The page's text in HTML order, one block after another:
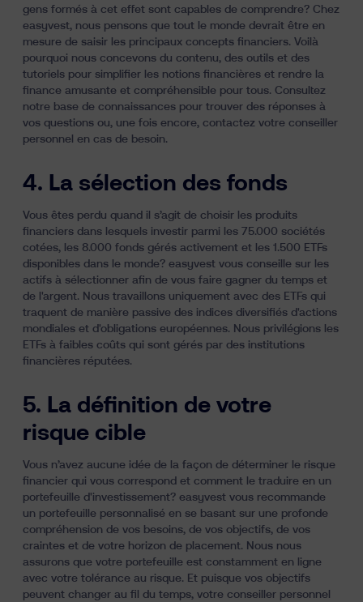
gens formés à cet effet sont capables de comprendre? Chez
easyvest, nous pensons que tout le monde devrait être en
mesure de saisir les principaux concepts financiers. Voilà
pourquoi nous concevons du contenu, des outils et des
tutoriels pour simplifier les notions financières et rendre la
finance amusante et compréhensible pour tous. Consultez
notre base de connaissances pour trouver des réponses à
vos questions ou, une fois encore, contactez votre conseiller
personnel en cas de besoin.
4. La sélection des fonds
Vous êtes perdu quand il s’agit de choisir les produits
financiers dans lesquels investir parmi les 75.000 sociétés
cotées, les 8.000 fonds gérés activement et les 1.500 ETFs
disponibles dans le monde? easyvest vous conseille sur les
actifs à sélectionner afin de vous faire gagner du temps et
de l'argent. Nous travaillons uniquement avec des ETFs qui
traquent de manière passive des indices diversifiés d'actions
mondiales et d'obligations européennes. Nous privilégions les
ETFs à faibles coûts qui sont gérés par des institutions
financières réputées.
5. La définition de votre
risque cible
Vous n’avez aucune idée de la façon de déterminer le risque
financier qui vous correspond et comment le traduire en un
portefeuille d'investissement? easyvest vous recommande
un portefeuille personnalisé en se basant sur une profonde
compréhension de vos besoins, de vos objectifs, de vos
craintes et de votre horizon de placement. Nous nous
assurons que votre portefeuille est constamment en ligne
avec votre tolérance au risque. Et puisque vos objectifs
peuvent changer au fil du temps, votre conseiller personnel